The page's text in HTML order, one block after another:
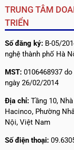
TRUNG TÂM
TRIỂN
Số đăng ký: B-05/
nghệ thành phố Hà
MST: 0106468937
ngày 26/02/2014
Địa chỉ: Tầng 10,
Hacinco, Phường
Nội, Việt Nam
Số điện thoại: